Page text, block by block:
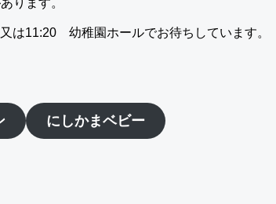
ります。
は11:20 幼稚園ホールでお待ちしています。
にしかまベビー